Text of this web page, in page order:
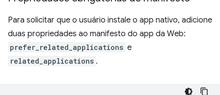
Para solicitar que o usuário instale o app nativo, adicione
duas propriedades ao manifesto do app da Web:
prefer_related_applications e
related_applications .